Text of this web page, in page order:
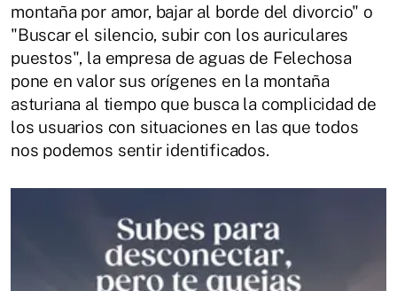
montaña por amor, bajar al borde del divorcio" o
"Buscar el silencio, subir con los auriculares
puestos", la empresa de aguas de Felechosa
pone en valor sus orígenes en la montaña
asturiana al tiempo que busca la complicidad de
los usuarios con situaciones en las que todos
nos podemos sentir identificados.